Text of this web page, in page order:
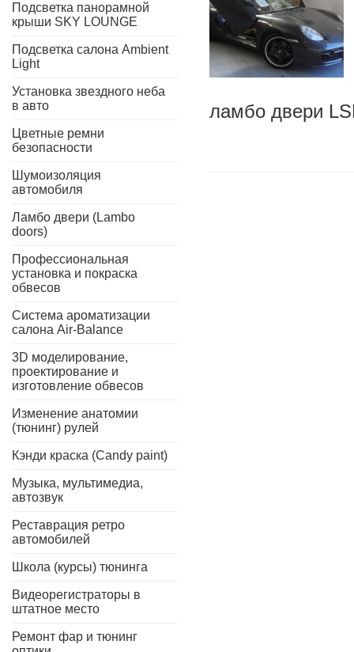
Подсветка панорамной
крыши SKY LOUNGE
Подсветка салона Ambient
Light
Установка звездного неба
в авто
Цветные ремни
безопасности
Шумоизоляция
автомобиля
Ламбо двери (Lambo
doors)
Профессиональная
установка и покраска
обвесов
Система ароматизации
салона Air-Balance
3D моделирование,
проектирование и
изготовление обвесов
Изменение анатомии
(тюнинг) рулей
Кэнди краска (Candy paint)
Музыка, мультимедиа,
автозвук
Реставрация ретро
автомобилей
Школа (курсы) тюнинга
Видеорегистраторы в
штатное место
Ремонт фар и тюнинг
ламбо двери